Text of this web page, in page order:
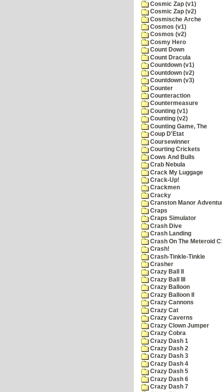
Cosmic Zap (v1)
Cosmic Zap (v2)
Cosmische Arche
Cosmos (v1)
Cosmos (v2)
Cosmy Hero
Count Down
Count Dracula
Countdown (v1)
Countdown (v2)
Countdown (v3)
Counter
Counteraction
Countermeasure
Counting (v1)
Counting (v2)
Counting Game, The
Coup D'Etat
Coursewinner
Courting Crickets
Cows And Bulls
Crab Nebula
Crack My Luggage
Crack-Up!
Crackmen
Cracky
Cranston Manor
Craps
Craps Simulator
Crash Dive
Crash Landing
Crash On The Meteroid
Crash!
Crash-Tinkle-Tinkle
Crasher
Crazy Ball II
Crazy Ball III
Crazy Balloon
Crazy Balloon II
Crazy Cannons
Crazy Cat
Crazy Caverns
Crazy Clown Jumper
Crazy Cobra
Crazy Dash 1
Crazy Dash 2
Crazy Dash 3
Crazy Dash 4
Crazy Dash 5
Crazy Dash 6
Crazy Dash 7